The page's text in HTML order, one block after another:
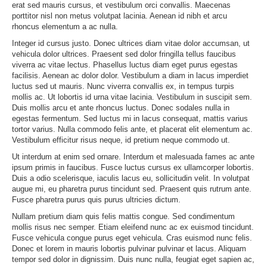
erat sed mauris cursus, et vestibulum orci convallis. Maecenas
porttitor nisl non metus volutpat lacinia. Aenean id nibh et arcu
rhoncus elementum a ac nulla.
Integer id cursus justo. Donec ultrices diam vitae dolor accumsan, ut
vehicula dolor ultrices. Praesent sed dolor fringilla tellus faucibus
viverra ac vitae lectus. Phasellus luctus diam eget purus egestas
facilisis. Aenean ac dolor dolor. Vestibulum a diam in lacus imperdiet
luctus sed ut mauris. Nunc viverra convallis ex, in tempus turpis
mollis ac. Ut lobortis id urna vitae lacinia. Vestibulum in suscipit sem.
Duis mollis arcu et ante rhoncus luctus. Donec sodales nulla in
egestas fermentum. Sed luctus mi in lacus consequat, mattis varius
tortor varius. Nulla commodo felis ante, et placerat elit elementum ac.
Vestibulum efficitur risus neque, id pretium neque commodo ut.
Ut interdum at enim sed ornare. Interdum et malesuada fames ac ante
ipsum primis in faucibus. Fusce luctus cursus ex ullamcorper lobortis.
Duis a odio scelerisque, iaculis lacus eu, sollicitudin velit. In volutpat
augue mi, eu pharetra purus tincidunt sed. Praesent quis rutrum ante.
Fusce pharetra purus quis purus ultricies dictum.
Nullam pretium diam quis felis mattis congue. Sed condimentum
mollis risus nec semper. Etiam eleifend nunc ac ex euismod tincidunt.
Fusce vehicula congue purus eget vehicula. Cras euismod nunc felis.
Donec et lorem in mauris lobortis pulvinar pulvinar et lacus. Aliquam
tempor sed dolor in dignissim. Duis nunc nulla, feugiat eget sapien ac,